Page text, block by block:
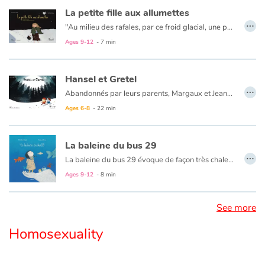
La petite fille aux allumettes
"Au milieu des rafales, par ce froid glacial, une pauvre fille marchait dans la rue : elle n'avait rien sur la tête, elle était pieds nus." Découvrez ou redécouvrez ce
Ages 9-12 - 7 min
…
Hansel et Gretel
Abandonnés par leurs parents, Margaux et Jeannot sont perdus dans la forêt. Dans ce conte de Grimm, un mystérieux oiseau blanc les guide alors vers une merveilleuse maison composée de pain, de gâteaux et de sucre. Quel bonheur, quelle joie et quel régal ! Seulement, cette maison appartient à une méchante sorcière qui a pour habitude de manger les enfants...
Ages 6-8 - 22 min
…
La baleine du bus 29
La baleine du bus 29 évoque de façon très chaleureuse et poétique le regard d'une petite fille sur une femme truculente et émouvante installée durant une semaine devant son arrêt de bus. Aux yeux de la petite fille, cette femme ressemble à une baleine échouée sur le trottoir. En créant cette histoire, où l'un des deux personnages est une SDF, l'auteur parvient à réaliser un livre très attachant, riche de tendresse, de poésie, d'imagination, d'humour et d'émotion.
Ages 9-12 - 8 min
…
See more
Homosexuality